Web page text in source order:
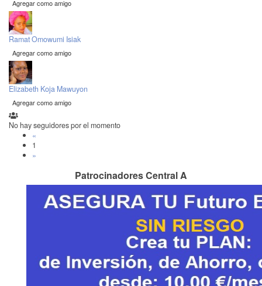
Agregar como amigo
Ramat Omowumi Isiak
Agregar como amigo
Elizabeth Koja Mawuyon
Agregar como amigo
No hay seguidores por el momento
«
1
»
Patrocinadores Central A